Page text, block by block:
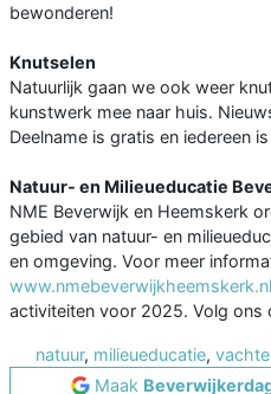
bewonderen!
Knutselen
Natuurlijk gaan we ook weer
kunstwerk mee naar huis.
Deelname is gratis en iedereen
Natuur- en Milieueducatie
NME Beverwijk en Heemskerk
gebied van natuur- en
en omgeving. Voor meer
www.nmebeverwijkheemskerk.nl
activiteiten voor 2025. Volg ons
natuur, milieueducatie,
Maak